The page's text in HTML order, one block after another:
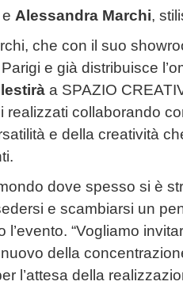
Alessandra Marchi,
che con il suo
e già distribuisce
a SPAZIO
realizzati collaborando
e della creatività
dove spesso si è
e scambiarsi un
l’evento. “Vogliamo
della
l’attesa della